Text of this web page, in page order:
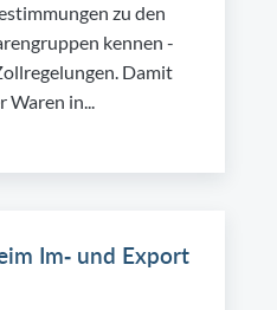
zu den
kennen -
Damit
Waren in...
Im- und Export